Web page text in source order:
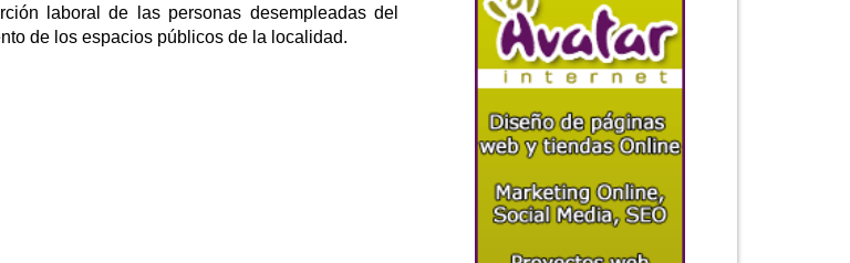
laboral de las personas desempleadas del
de los espacios públicos de la localidad.